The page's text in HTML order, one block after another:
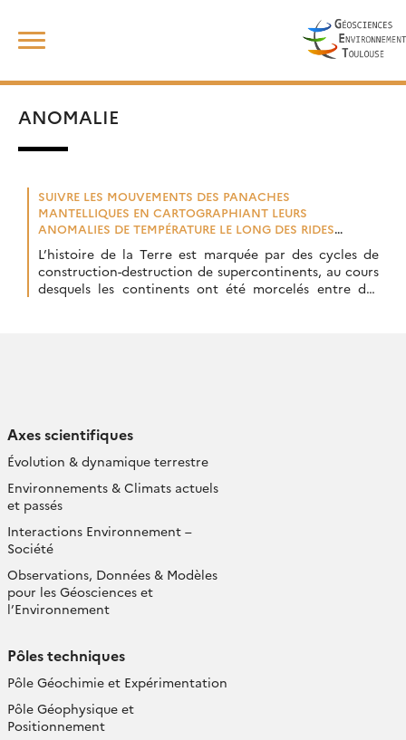
content
ANOMALIE
SUIVRE LES MOUVEMENTS DES PANACHES
MANTELLIQUES EN CARTOGRAPHIANT LEURS
ANOMALIES DE TEMPÉRATURE LE LONG DES RIDES
L’histoire de la Terre est marquée par des cycles de
construction-destruction de supercontinents, au cours
desquels les continents ont été morcelés entre des
Axes scientifiques
Évolution & dynamique terrestre
Environnements & Climats actuels
et passés
Interactions Environnement –
Société
Observations, Données & Modèles
pour les Géosciences et
l’Environnement
Pôles techniques
Pôle Géochimie et Expérimentation
Pôle Géophysique et
Positionnement